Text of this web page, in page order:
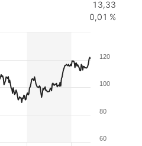
13,33
0,01 %
60
80
100
120